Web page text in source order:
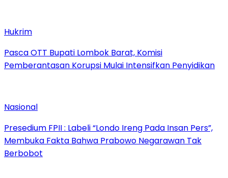
Hukrim
Pasca OTT Bupati Lombok Barat, Komisi
Pemberantasan Korupsi Mulai Intensifkan Penyidikan
Nasional
Presedium FPII : Labeli “Londo Ireng Pada Insan Pers”,
Membuka Fakta Bahwa Prabowo Negarawan Tak
Berbobot